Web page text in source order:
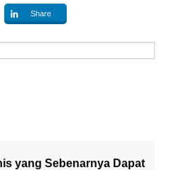
Share
yang Sebenarnya Dapat